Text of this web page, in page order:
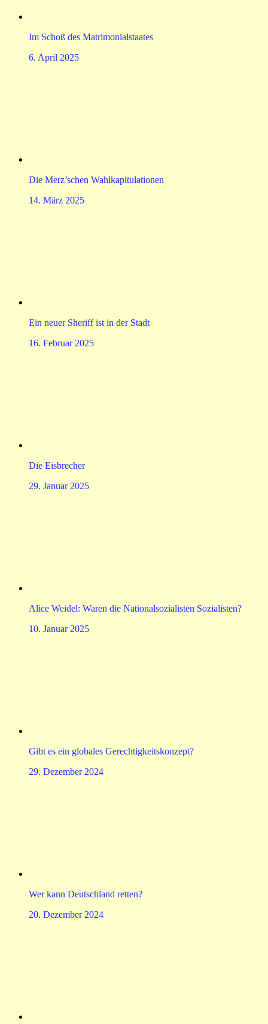
Im Schoß des Matrimonialstaates
6. April 2025
Die Merz’schen Wahlkapitulationen
14. März 2025
Ein neuer Sheriff ist in der Stadt
16. Februar 2025
Die Eisbrecher
29. Januar 2025
Alice Weidel: Waren die Nationalsozialisten Sozialisten?
10. Januar 2025
Gibt es ein globales Gerechtigkeitskonzept?
29. Dezember 2024
Wer kann Deutschland retten?
20. Dezember 2024